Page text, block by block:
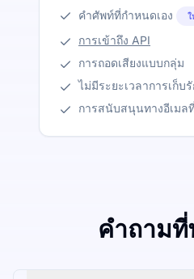
คำศัพท์ที่กำหนดเอง
การเข้าถึง API
การถอดเสียงแบบกลุ่ม
ไม่มีระยะเวลาการเก็
การสนับสนุนทางอีเม
คำถาม